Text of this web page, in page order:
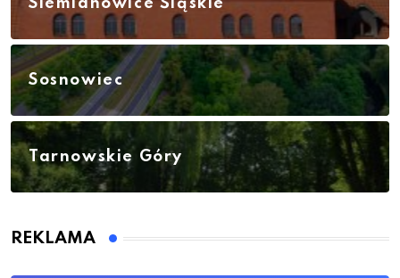
Siemianowice Śląskie
Sosnowiec
Tarnowskie Góry
REKLAMA